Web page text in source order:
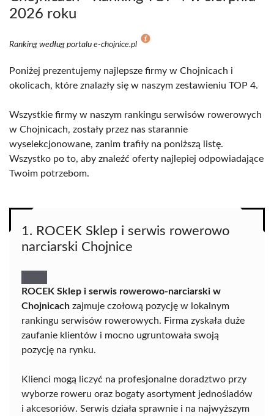
2026 roku
Ranking według portalu e-chojnice.pl
Poniżej prezentujemy najlepsze firmy w Chojnicach i
okolicach, które znalazły się w naszym zestawieniu TOP 4.
Wszystkie firmy w naszym rankingu serwisów rowerowych
w Chojnicach, zostały przez nas starannie
wyselekcjonowane, zanim trafiły na poniższą listę.
Wszystko po to, aby znaleźć oferty najlepiej odpowiadające
Twoim potrzebom.
1. ROCEK Sklep i serwis rowerowo
narciarski Chojnice
ROCEK Sklep i serwis rowerowo-narciarski w
Chojnicach zajmuje czołową pozycję w lokalnym
rankingu serwisów rowerowych. Firma zyskała duże
zaufanie klientów i mocno ugruntowała swoją
pozycję na rynku.
Klienci mogą liczyć na profesjonalne doradztwo przy
wyborze roweru oraz bogaty asortyment jednośladów
i akcesoriów. Serwis działa sprawnie i na najwyższym